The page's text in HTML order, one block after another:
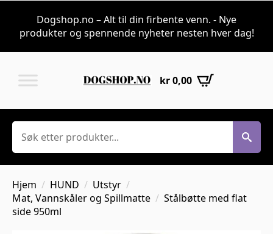
Dogshop.no – Alt til din firbente venn. - Nye
produkter og spennende nyheter nesten hver dag!
kr0,00
Søk
Hjem HUND
Utstyr
Mat, Vannskåler og Spillmatte
Stålbøtte med flat
side 950ml